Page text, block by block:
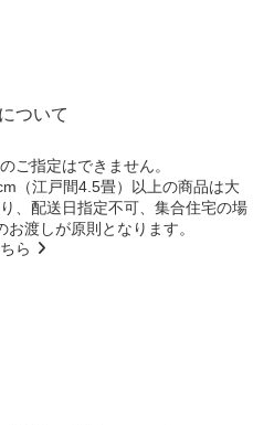
ついて
ご指定はできません。
（江戸間4.5畳）以上の商品は大
、配送日指定不可、集合住宅の場
お渡しが原則となります。
ら